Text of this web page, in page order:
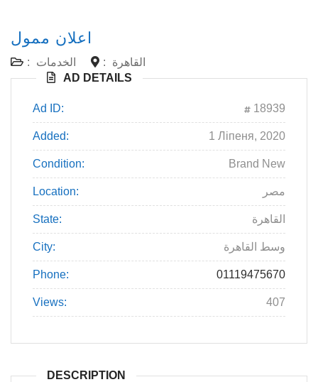
اعلان ممول
: الخدمات :
القاهرة
AD DETAILS
Ad ID: 18939
Added: 1 Ліпеня, 2020
Condition: Brand New
Location: مصر
State: القاهرة
City: وسط القاهرة
Phone: 01119475670
Views: 407
DESCRIPTION